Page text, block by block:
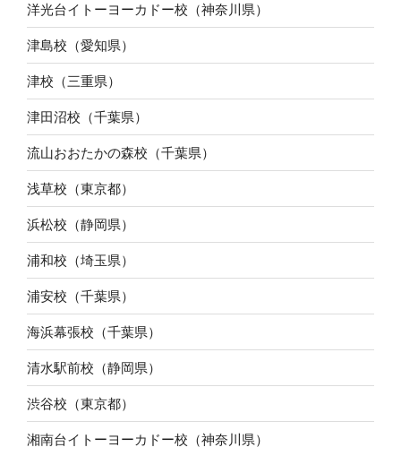
洋光台イトーヨーカドー校（神奈川県）
津島校（愛知県）
津校（三重県）
津田沼校（千葉県）
流山おおたかの森校（千葉県）
浅草校（東京都）
浜松校（静岡県）
浦和校（埼玉県）
浦安校（千葉県）
海浜幕張校（千葉県）
清水駅前校（静岡県）
渋谷校（東京都）
湘南台イトーヨーカドー校（神奈川県）